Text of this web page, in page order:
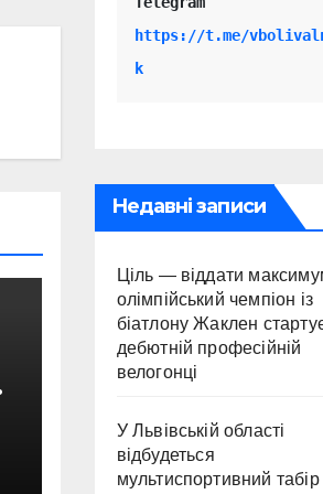
https://t.me/
k
Недавні записи
Ціль — віддати
олімпійський чемпіон із
біатлону Жаклен
дебютній професійній
велогонці
У Львівській області
відбудеться
мультиспортивний табір